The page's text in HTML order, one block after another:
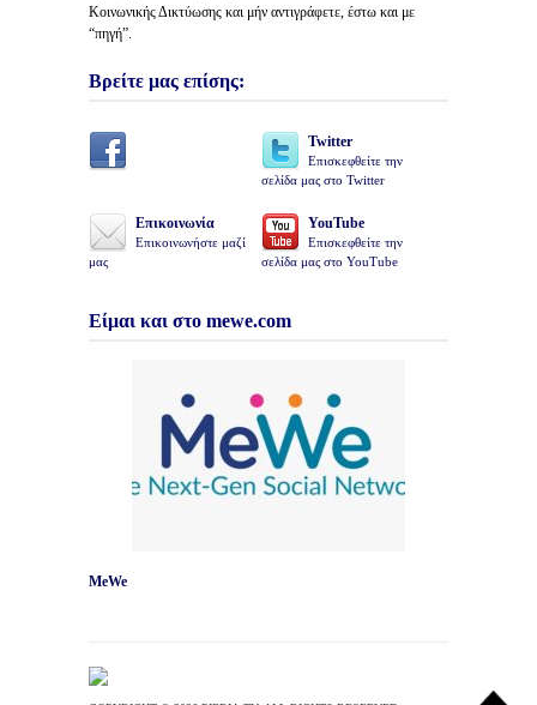
Κοινωνικής Δικτύωσης και μήν αντιγράφετε, έστω και με
“πηγή”.
Βρείτε μας επίσης:
Twitter
Επισκεφθείτε την
σελίδα μας στο Twitter
Επικοινωνία
Επικοινωνήστε μαζί
μας
YouTube
Επισκεφθείτε την
σελίδα μας στο YouTube
Είμαι και στο mewe.com
MeWe